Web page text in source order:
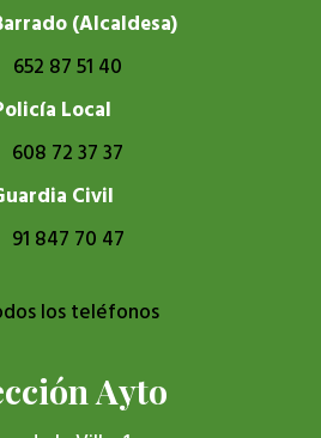
(Alcaldesa)
652 87 51 40
Local
608 72 37 37
Civil
91 847 70 47
los teléfonos
Ayto